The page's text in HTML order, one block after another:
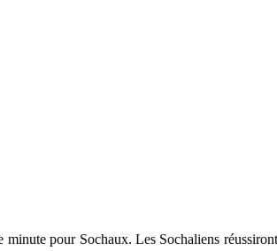
pour Sochaux. Les Sochaliens